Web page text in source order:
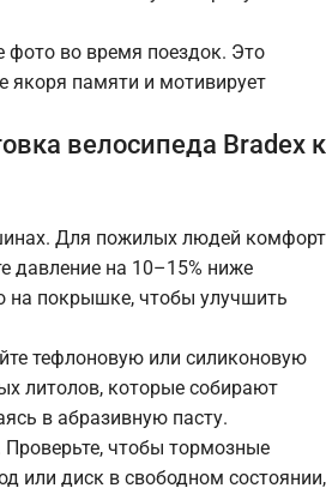
фото во время поездок. Это
якоря памяти и мотивирует
велосипеда Bradex к
Для пожилых людей комфорт
давление на 10–15% ниже
на покрышке, чтобы улучшить
тефлоновую или силиконовую
литолов, которые собирают
в абразивную пасту.
чтобы тормозные
или диск в свободном состоянии,